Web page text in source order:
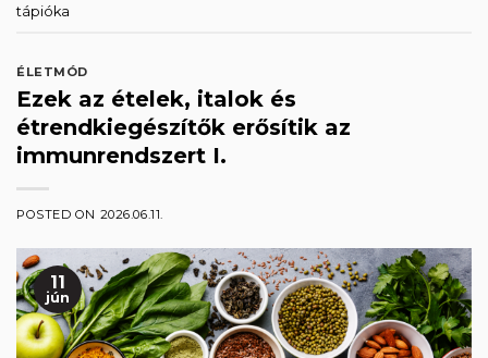
tápióka
ÉLETMÓD
Ezek az ételek, italok és
étrendkiegészítők erősítik az
immunrendszert I.
POSTED ON 2026.06.11.
11
jún